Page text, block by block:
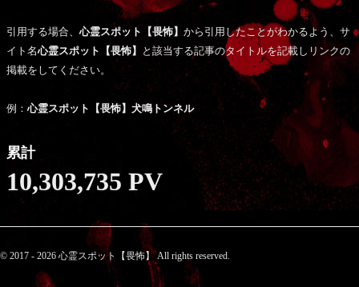
引用する場合、心霊スポット【畏怖】から引用したことがわかるよう、サ
イト名心霊スポット【畏怖】
と該当する記事のタイトルを記載しリンクの
掲載をしてください。
例：心霊スポット【畏怖】犬鳴トンネル
累計
10,303,735 PV
© 2017 - 2026 心霊スポット【畏怖】 All rights reserved.